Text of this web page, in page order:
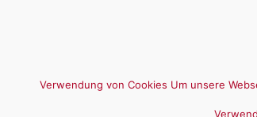
Verwendung von Cookies Um unsere